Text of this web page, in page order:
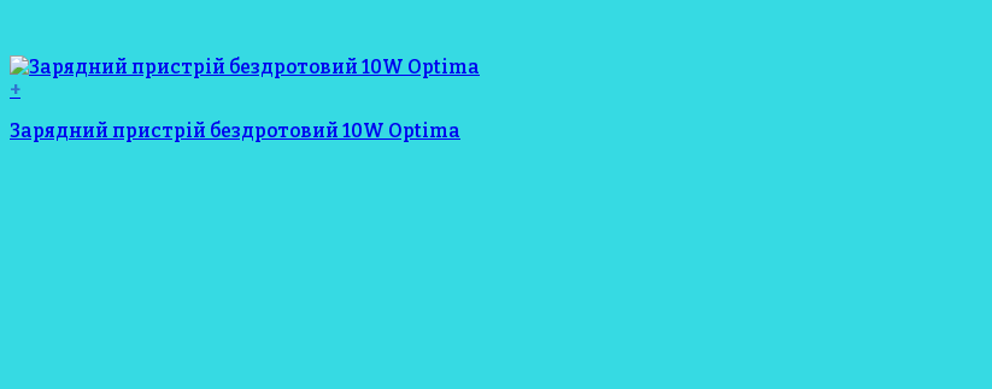
+
Зарядний пристрій бездротовий 10W Optima